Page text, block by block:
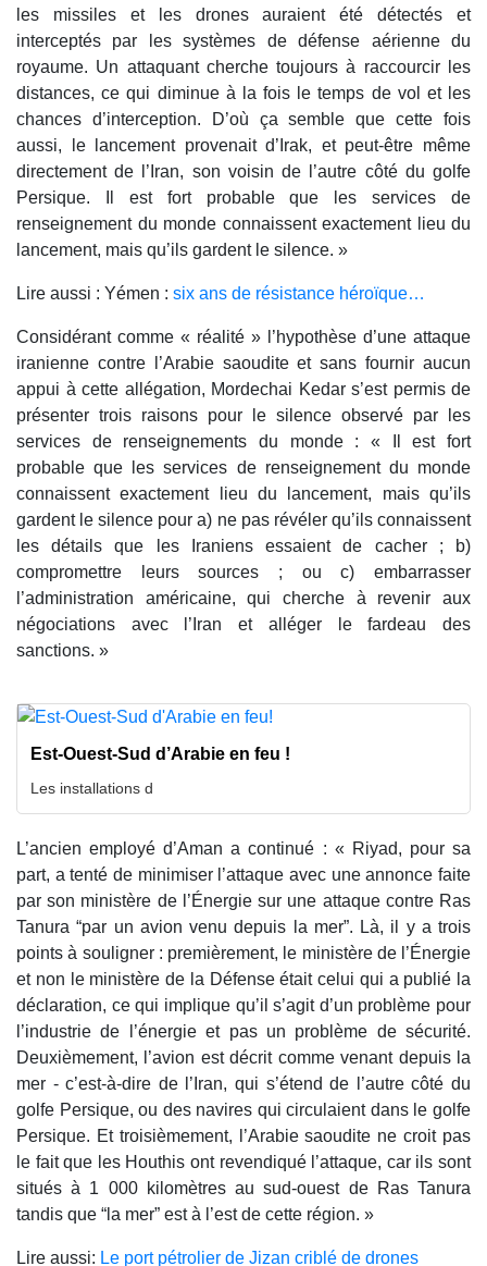
les missiles et les drones auraient été détectés et
interceptés par les systèmes de défense aérienne du
royaume. Un attaquant cherche toujours à raccourcir les
distances, ce qui diminue à la fois le temps de vol et les
chances d’interception. D’où ça semble que cette fois
aussi, le lancement provenait d’Irak, et peut-être même
directement de l’Iran, son voisin de l’autre côté du golfe
Persique. Il est fort probable que les services de
renseignement du monde connaissent exactement lieu du
lancement, mais qu’ils gardent le silence. »
Lire aussi : Yémen : six ans de résistance héroïque…
Considérant comme « réalité » l’hypothèse d’une attaque
iranienne contre l’Arabie saoudite et sans fournir aucun
appui à cette allégation, Mordechai Kedar s’est permis de
présenter trois raisons pour le silence observé par les
services de renseignements du monde : « Il est fort
probable que les services de renseignement du monde
connaissent exactement lieu du lancement, mais qu’ils
gardent le silence pour a) ne pas révéler qu’ils connaissent
les détails que les Iraniens essaient de cacher ; b)
compromettre leurs sources ; ou c) embarrasser
l’administration américaine, qui cherche à revenir aux
négociations avec l’Iran et alléger le fardeau des
sanctions. »
Est-Ouest-Sud d’Arabie en feu !
Les installations d
L’ancien employé d’Aman a continué : « Riyad, pour sa
part, a tenté de minimiser l’attaque avec une annonce faite
par son ministère de l’Énergie sur une attaque contre Ras
Tanura “par un avion venu depuis la mer”. Là, il y a trois
points à souligner : premièrement, le ministère de l’Énergie
et non le ministère de la Défense était celui qui a publié la
déclaration, ce qui implique qu’il s’agit d’un problème pour
l’industrie de l’énergie et pas un problème de sécurité.
Deuxièmement, l’avion est décrit comme venant depuis la
mer - c’est-à-dire de l’Iran, qui s’étend de l’autre côté du
golfe Persique, ou des navires qui circulaient dans le golfe
Persique. Et troisièmement, l’Arabie saoudite ne croit pas
le fait que les Houthis ont revendiqué l’attaque, car ils sont
situés à 1 000 kilomètres au sud-ouest de Ras Tanura
tandis que “la mer” est à l’est de cette région. »
Lire aussi: Le port pétrolier de Jizan criblé de drones